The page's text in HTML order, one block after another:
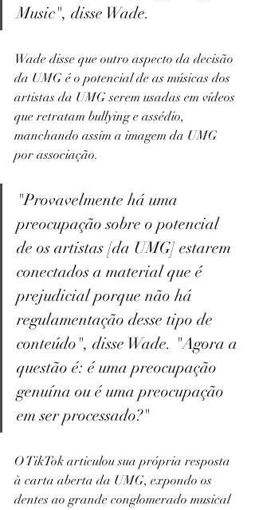
Music", disse Wade.
Wade disse que outro aspecto da decisão
da UMG é o potencial de as músicas dos
artistas da UMG serem usadas em vídeos
que retratam bullying e assédio,
manchando assim a imagem da UMG
por associação.
"Provavelmente há uma
preocupação sobre o potencial
de os artistas [da UMG] estarem
conectados a material que é
prejudicial porque não há
regulamentação desse tipo de
conteúdo", disse Wade. "Agora a
questão é: é uma preocupação
genuína ou é uma preocupação
em ser processado?"
O TikTok articulou sua própria resposta
à carta aberta da UMG, expondo os
dentes ao grande conglomerado musical